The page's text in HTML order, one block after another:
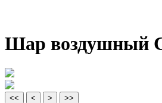
Шар воздушный
<< < > >>